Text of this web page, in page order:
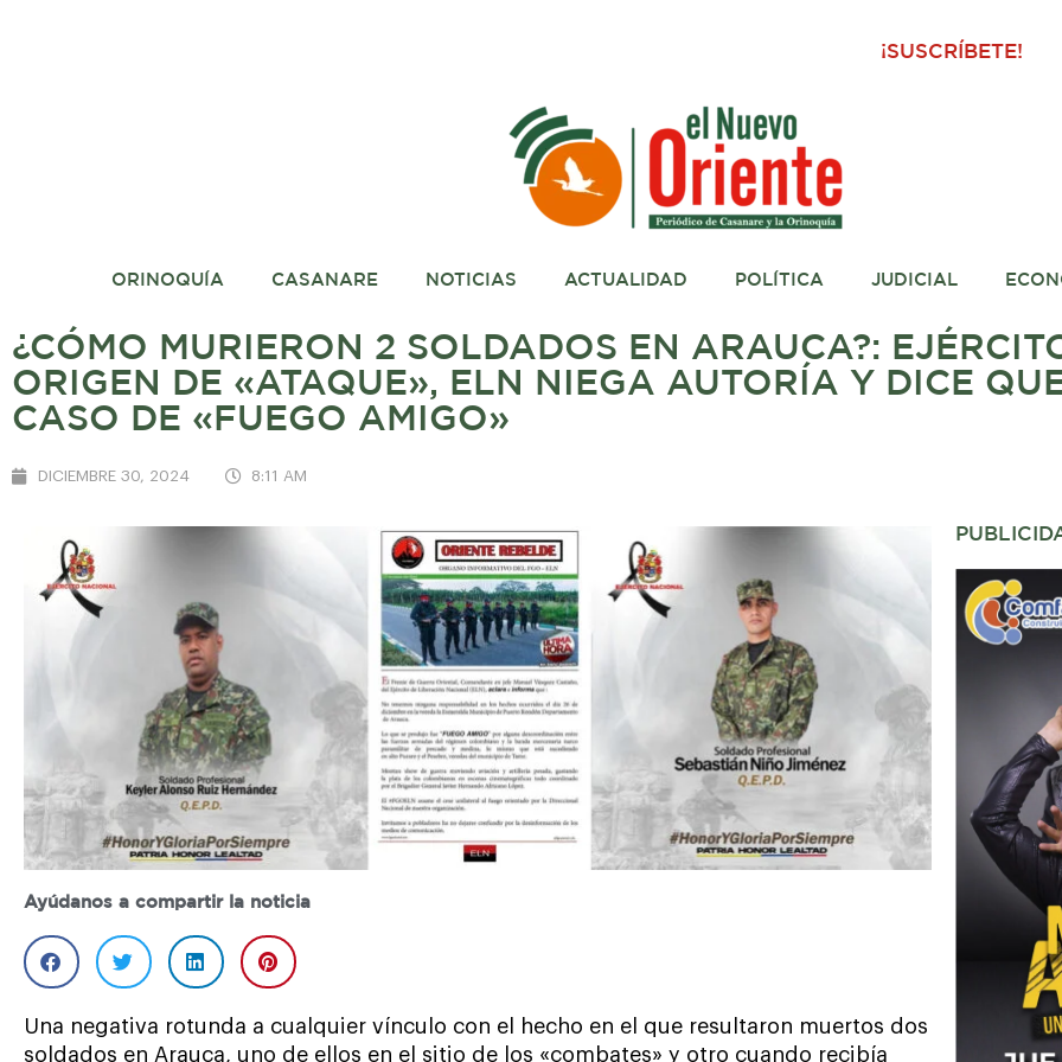
¡SUSCRÍBETE!
ORINOQUÍA CASANARE NOTICIAS ACTUALIDAD POLÍTICA JUDICIAL
¿CÓMO MURIERON 2 SOLDADOS EN ARAUCA?:
ORIGEN DE «ATAQUE», ELN NIEGA AUTORÍA Y DICE
CASO DE «FUEGO AMIGO»
DICIEMBRE 30, 2024 8:11 AM
Ayúdanos a compartir la noticia
Una negativa rotunda a cualquier vínculo con el hecho en el que resultaron muertos dos
soldados en Arauca, uno de ellos en el sitio de los «combates» y otro cuando recibía